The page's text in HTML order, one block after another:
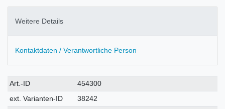
Weitere Details
Kontaktdaten / Verantwortliche Person
Technisches
Merkmal
Wert
Art.-ID
454300
ext. Varianten-ID
38242